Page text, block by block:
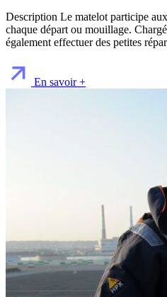
Description Le matelot participe
chaque départ ou mouillage.
également effectuer des petites
En savoir +